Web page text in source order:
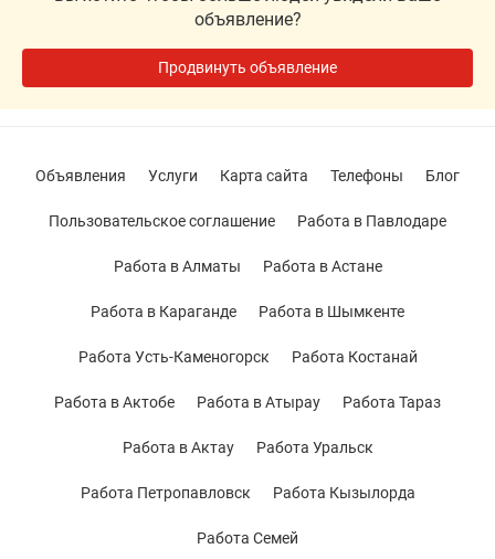
объявление?
Продвинуть объявление
Объявления Услуги Карта сайта Телефоны Блог
Пользовательское соглашение Работа в Павлодаре
Работа в Алматы Работа в Астане
Работа в Караганде Работа в Шымкенте
Работа Усть-Каменогорск Работа Костанай
Работа в Актобе Работа в Атырау Работа Тараз
Работа в Актау Работа Уральск
Работа Петропавловск Работа Кызылорда
Работа Семей